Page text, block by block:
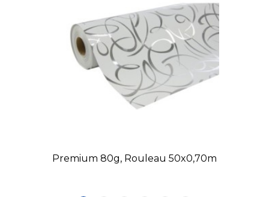
Premium 80g, Rouleau 50x0,70m